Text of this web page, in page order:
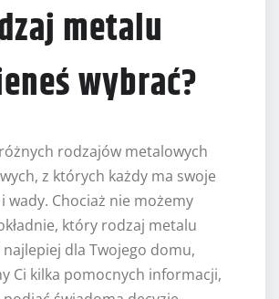
metalu
wybrać?
rodzajów metalowych
z których każdy ma swoje
wady. Chociaż nie możemy
który rodzaj metalu
najlepiej dla Twojego domu,
Ci kilka pomocnych informacji,